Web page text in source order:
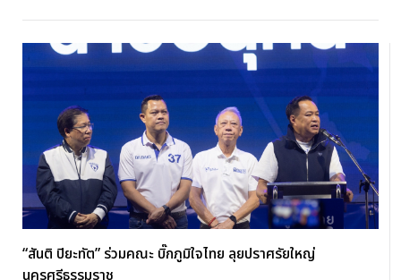
“สันติ ปิยะทัต” ร่วมคณะ บิ๊กภูมิใจไทย ลุยปราศรัยใหญ่